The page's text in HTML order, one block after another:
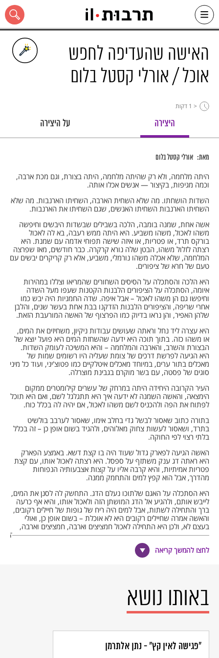
Skip
content
כל האתר
האישה שהעדיפה לחפש
אוכל / אורלי קסטל בלום
< 1 דקות
היצירה על היצירה
מאת: אורלי קסטל בלום
היתה מלחמה, ולא רק שהיתה מלחמה, היתה בצורת, וגם מכת ארבה,
וכמה מגיפות, בקיצור — אנשים אכלו אותה.
השדות הושחתו. מה שלא השחית הארבה, השחיתו הארנבות. מה שלא
השחיתו הארנבות השחיתו האנשים, שגם השחיתו את הארנבות.
אשה אחת, שמנה בומבה, הלכה בשבילים שבשדות היבשים וחיפשה
משהו לאכול, משהו משביע. היא היתה ממש רעבה, בא לה לאכול
בורקס תרד, או פטריות, או איזה שישה תפוחי אדמה עם שמנת. היא
רצתה לזלול משהו, הבטן שלה נורא קרקרה. כבר חודשים, מאז שפרצה
המלחמה, שלא אכלה משהו נורמלי, משביע, אלא רק קריקרים יבשים עם
טעם של חרא של ציפורים.
היא הלכה והסתכלה על הסיסים השחורים שהמריאו וצללו במהירות
איומה, הסתכלה על הציפורים הלבנות הקטנות שעפו מעל השדה
וחיפשו גם הן משהו לאכול – אבל איפה. שדה החמניות היה יבש כמו
אחרי שריפה, והציפורים הלבנות הזדקנו בבת אחת בעשר שנים, והלבן
שלהן האפיר, והן נראו בדיוק כמו הפרצוף של האשה המורעבת הזאת.
היא עצרה ליד נחל וראתה שעושים עבודות ניקיון, משחיזים את המים,
או משהו כזה. בתוך תוכה היא ידעה שהשחזת המים היא פועל יוצא של
הבצורת והשרב, והארבה והמלחמה – והיא המשיכה לעומק השדות.
היא הגיעה לפרשת דרכים של צומת שעליה היו רשומים שמות של
מאכלים בתור ערים, במיוחד מאכלים איטלקיים כמו פטוצ'יני, ועוד כל מיני
סוגים של פסטה, עם בשר מוקרם בגבינת מוצרלה.
העיר הקרובה היחידה היתה במרחק של עשרים קילומטרים ממקום
הימצאה, והאשה השמנה לא ידעה איך היא תתגלגל לשם, ואם היא תוכל
לפתוח את הפה ולהכניס לשם משהו לאכול, אם יהיה לה בכלל כוח.
בתורה כתוב שאסור לבשל גדי בחלב אימו, שאסור לערבב בולשיט
בתרד, ושאסור לעשות צחוק מאלוהים, ולהגיד בשום אופן כן – זה בכלל
בלתי רצוי לפי החוקה.
האשה הגיעה לפארק גדול שעוד היה בו קצת דשא. באמצע הפארק
היא ראתה דג ענק משתזף על ספסל. היא רצתה לאכול אותו, עם קצת
פטריות אמיתיות, והיא קרבה אליו על קצות אצבעותיה הנפוחות
מהדרך, אבל הוא קפץ למים והתחמק ממנה.
היא הסתכלה על האגם שלתוכו נעלם הדג. התחשק לה לסנן את המים,
לייבש אותם, ולהגיע אל הדג המושתן הזה ולאכול אותו, והיא אף כרעה
ברך והתחילה לשתות, אבל למים היה ריח של גופות של חיילים רקובים,
והאשה אמרה שחיילים רקובים היא לא אוכלת – בשום אופן כן, ואולי
בעצם לא, ולכן היא התחילה לאכול חמציצים וארבה, חמציצים וארבה,
ככה נא, ככה חי, היה איזה היזון חוזר בין החמציצים לארבה. התפוצצה לה
הבטן, הכרס שלה היתה ענקית כמו של אשה אחרי עשרה חודשי הריון.
לגמרי), אולי נשאר להם סטרוגנוף מלפני המלחמה, אבל אפילו חרא לא
היה להם.
האשה ישבה וחשבה מה יהיה מה יהיה, ושמעה מחוץ לפונדק אנשים
"רוסיה – הביתה", והיא לא הבינה מה זה אומר. היא תפסה בשרוול בן
אדם אחד שצעק ואמרה לו:
לחצו להמשך קריאה
באותו נושא
"פגישה לאין קץ" - נתן אלתרמן